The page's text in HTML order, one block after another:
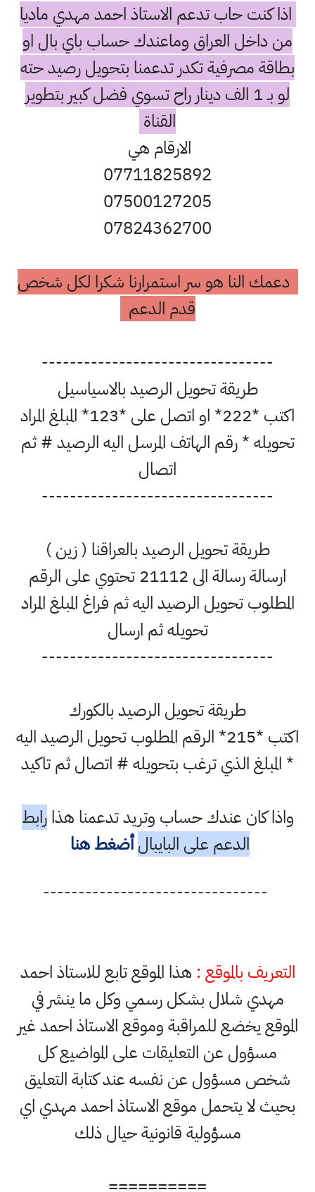
اذا كنت حاب تدعم الاستاذ احمد مهدي ماديا
من داخل العراق وماعندك حساب باي بال او
بطاقة مصرفية تكدر تدعمنا بتحويل رصيد حته
لو بـ 1 الف دينار راح تسوي فضل كبير بتطوير
القناة
الارقام هي
07711825892
07500127205
07824362700
دعمك النا هو سر استمرارنا شكرا لكل شخص
قدم الدعم
---------------------------------
طريقة تحويل الرصيد بالاسياسيل
اكتب *222* او اتصل على *123* المبلغ المراد
تحويله * رقم الهاتف المرسل اليه الرصيد # ثم
اتصال
---------------------------------
طريقة تحويل الرصيد بالعراقنا ( زين )
ارسالة رسالة الى 21112 تحتوي على الرقم
المطلوب تحويل الرصيد اليه ثم فراغ المبلغ المراد
تحويله ثم ارسال
---------------------------------
طريقة تحويل الرصيد بالكورك
اكتب *215* الرقم المطلوب تحويل الرصيد اليه
* المبلغ الذي ترغب بتحويله # اتصال ثم تاكيد
واذا كان عندك حساب وتريد تدعمنا هذارابط
الدعم على البايبال أضغط هنا
--------------------------------
التعريف بالموقع : هذا الموقع تابع للاستاذ احمد
مهدي شلال بشكل رسمي وكل ما ينشر في
الموقع يخضع للمراقبة وموقع الاستاذ احمد غير
مسؤول عن التعليقات على المواضيع كل
شخص مسؤول عن نفسه عند كتابة التعليق
بحيث لا يتحمل موقع الاستاذ احمد مهدي اي
مسؤولية قانونية حيال ذلك
==========